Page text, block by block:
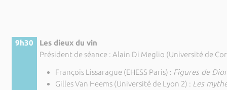
9h30
Les dieux du vin
Président de séance : Alain Di Meglio (Université de
François Lissarague (EHESS Paris) : Figures de
Gilles Van Heems (Université de Lyon 2) : Les